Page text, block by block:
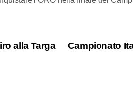
Campionato
alla Targa